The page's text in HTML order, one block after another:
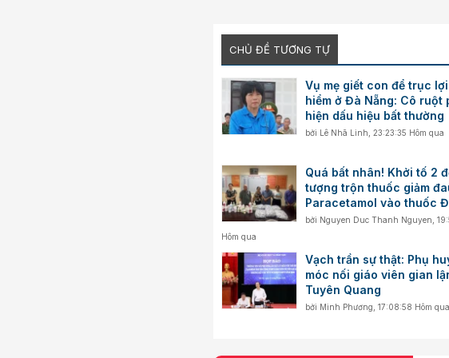
CHỦ ĐỀ TƯƠNG TỰ
Vụ mẹ giết con để trục
hiểm ở Đà Nẵng: Cô ruột
hiện dấu hiệu bất thường
bởi Lê Nhã Linh, 23:23:35 Hôm qua
Quá bất nhân! Khởi tố 2
tượng trộn thuốc giảm
Paracetamol vào thuốc
nổ chữa bách bệnh
bởi Nguyen Duc Thanh Nguyen,
Hôm qua
Vạch trần sự thật: Phụ
móc nối giáo viên gian
Tuyên Quang
bởi Minh Phương, 17:08:58 Hôm qua